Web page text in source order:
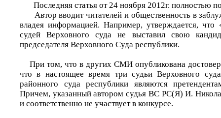
Последняя статья от 24 ноября 2012г. полностью
Автор вводит читателей и общественность в
владея информацией. Например, утверждается,
судей Верховного суда не выставил свою
председателя Верховного Суда республики.
При том, что в других СМИ опубликована
что в настоящее время три судьи Верховного
районного суда республики являются
Причем, указанный автором судья ВС РС(Я) И.
и соответственно не участвует в конкурсе.